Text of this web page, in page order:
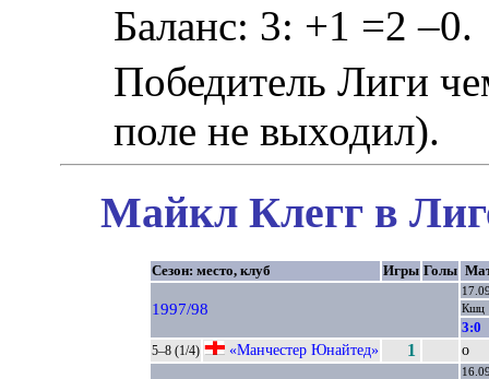
Баланс: 3: +1 =2 –0.
Победитель Лиги
поле не выходил).
Майкл Клегг в
Сезон: место, клуб Игры Голы
1997/98
Кшц
3:0
5–8 (1/4) «Манчестер Юнайтед» 1 о